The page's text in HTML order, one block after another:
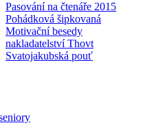
Pasování na čtenáře 2015
Pohádková šipkovaná
Motivační besedy
nakladatelství Thovt
Svatojakubská pouť